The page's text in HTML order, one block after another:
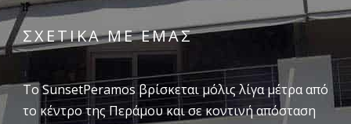
ΣΧΕΤΙΚΑ ΜΕ ΕΜΑΣ
Το SunsetPeramos βρίσκεται μόλις λίγα μέτρα από
το κέντρο της Περάμου και σε κοντινή απόσταση